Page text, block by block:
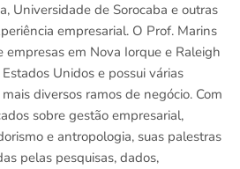
Universidade de Sorocaba e outras
empresarial. O Prof. Marins
empresas em Nova Iorque e Raleigh
Unidos e possui várias
diversos ramos de negócio. Com
sobre gestão empresarial,
e antropologia, suas palestras
pelas pesquisas, dados,